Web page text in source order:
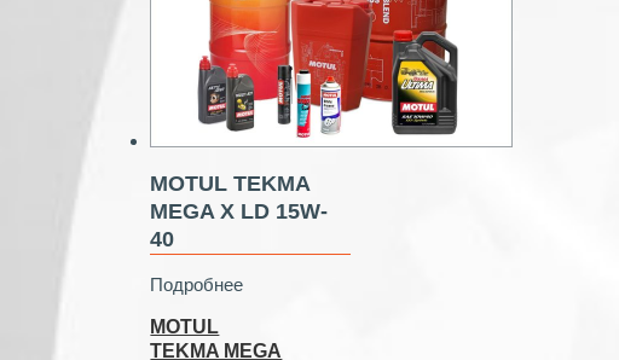
MOTUL TEKMA
MEGA X LD 15W-
40
Подробнее
MOTUL
TEKMA MEGA